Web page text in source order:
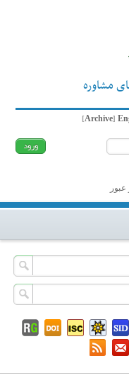
مشاوره
[Archive]